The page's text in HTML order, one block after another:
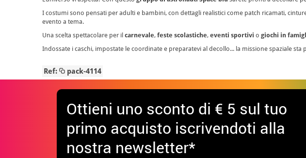
I costumi sono pensati per adulti e bambini, con dettagli realistici come patch ricamati,
evento a tema.
Una scelta spettacolare per il carnevale, feste scolastiche, eventi sportivi o giochi in
Indossate i caschi, impostate le coordinate e preparatevi al decollo... la missione spaziale sta
Ref: pack-4114
Ottieni uno sconto di € 5 sul tuo
primo acquisto iscrivendoti alla
nostra newsletter*